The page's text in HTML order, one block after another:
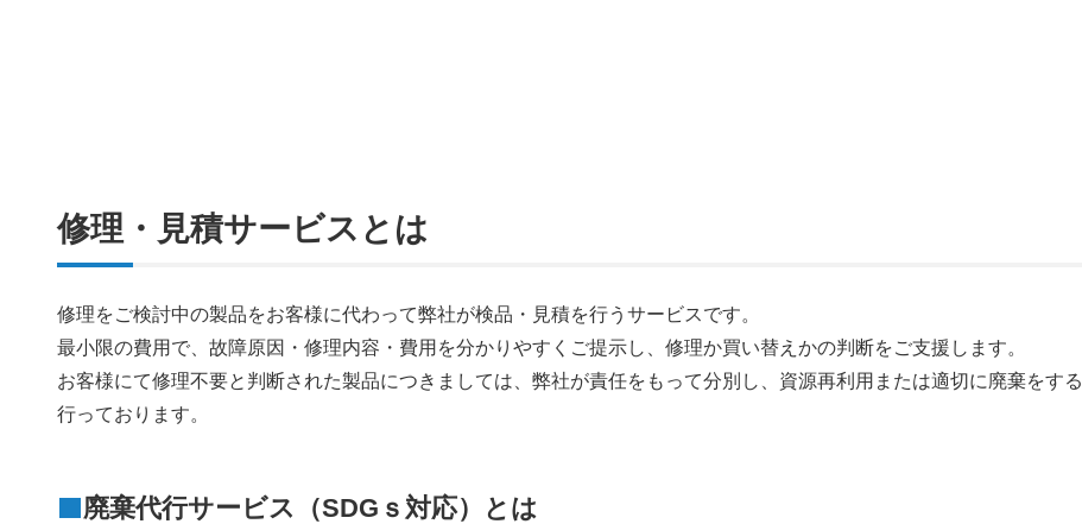
修理・見積サービスとは
修理をご検討中の製品をお客様に代わって弊社が検品・見積を行うサービスです。
最小限の費用で、故障原因・修理内容・費用を分かりやすくご提示し、修理か買い替えかの判断をご支援します。
お客様にて修理不要と判断された製品につきましては、弊社が責任をもって分別し、資源再利用または適切に廃棄をする
行っております。
廃棄代行サービス（SDGｓ対応）とは